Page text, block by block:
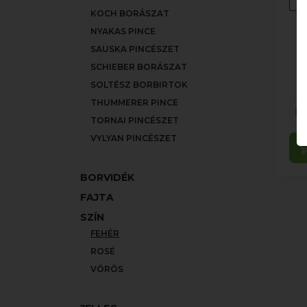
KOCH BORÁSZAT
NYAKAS PINCE
SAUSKA PINCÉSZET
SCHIEBER BORÁSZAT
SOLTÉSZ BORBIRTOK
THUMMERER PINCE
TORNAI PINCÉSZET
VYLYAN PINCÉSZET
BORVIDÉK
FAJTA
SZÍN
FEHÉR
ROSÉ
VÖRÖS